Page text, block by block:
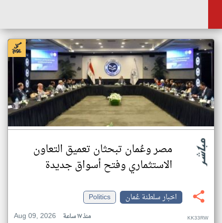
مصر وعُمان تبحثان تعميق التعاون
الاستثماري وفتح أسواق جديدة
اخبار سلطنة عُمان
Politics
Aug 09, 2026
منذ ١٧ ساعة KK33RW